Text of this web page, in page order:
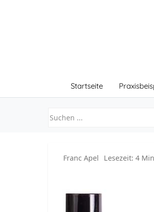
Startseite
Franc Apel Lesezeit: 4